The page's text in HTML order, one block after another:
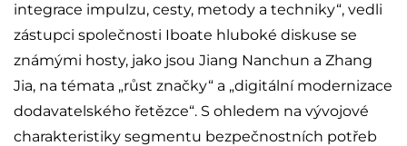
integrace impulzu, cesty, metody a techniky“, vedli
zástupci společnosti Iboate hluboké diskuse se
známými hosty, jako jsou Jiang Nanchun a Zhang
Jia, na témata „růst značky“ a „digitální modernizace
dodavatelského řetězce“. S ohledem na vývojové
charakteristiky segmentu bezpečnostních potřeb